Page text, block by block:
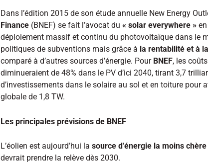
Dans l’édition 2015 de son étude annuelle New Energy
Finance (BNEF) se fait l’avocat du « solar everywhere »
déploiement massif et continu du photovoltaïque dans le
politiques de subventions mais grâce à la rentabilité et à
comparé à d’autres sources d’énergie. Pour BNEF, les
diminueraient de 48% dans le PV d’ici 2040, tirant 3,7
d’investissements dans le solaire au sol et en toiture pour
globale de 1,8 TW.
Les principales prévisions de BNEF
L’éolien est aujourd’hui la source d’énergie la moins chère
devrait prendre la relève dès 2030.